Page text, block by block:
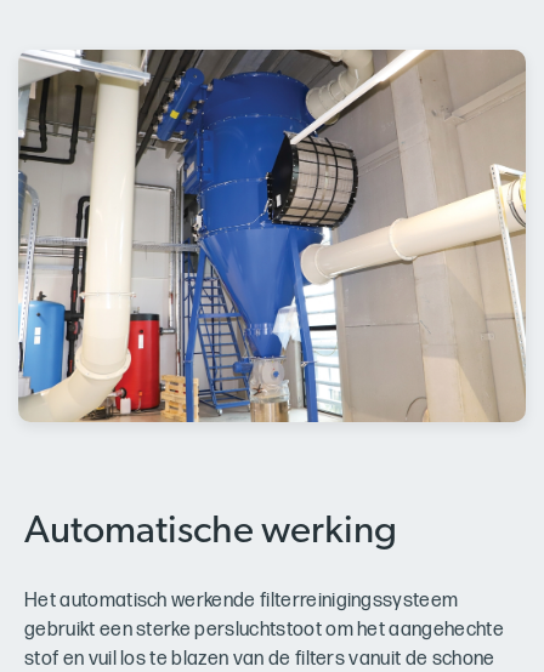
Automatische werking
Het automatisch werkende filterreinigingssysteem
gebruikt een sterke persluchtstoot om het aangehechte
stof en vuil los te blazen van de filters vanuit de schone